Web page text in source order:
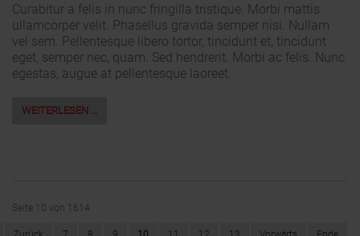
Curabitur a felis in nunc fringilla tristique. Morbi mattis
ullamcorper velit. Phasellus gravida semper nisi. Nullam
vel sem. Pellentesque libero tortor, tincidunt et, tincidunt
eget, semper nec, quam. Sed hendrerit. Morbi ac felis. Nunc
egestas, augue at pellentesque laoreet.
WEITERLESEN …
Seite 10 von 1614